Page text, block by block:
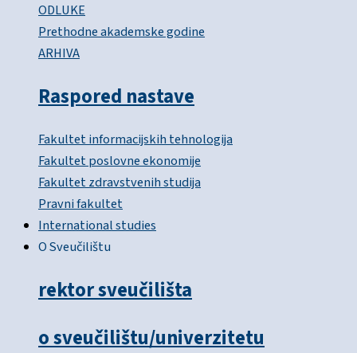
ODLUKE
Prethodne akademske godine
ARHIVA
Raspored nastave
Fakultet informacijskih tehnologija
Fakultet poslovne ekonomije
Fakultet zdravstvenih studija
Pravni fakultet
International studies
O Sveučilištu
rektor sveučilišta
o sveučilištu/univerzitetu